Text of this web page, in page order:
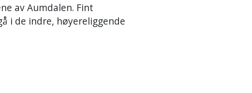
av Aumdalen. Fint
i de indre, høyereliggende